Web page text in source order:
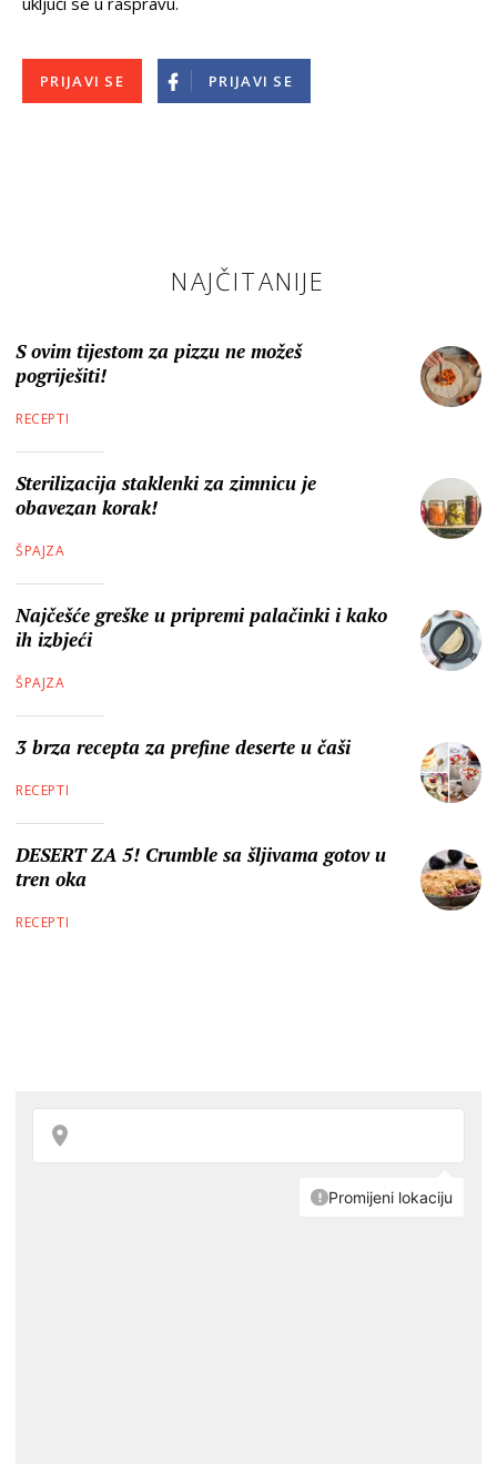
PRIJAVI SE PRIJAVI SE
NAJČITANIJE
S ovim tijestom za pizzu ne možeš
pogriješiti!
RECEPTI
Sterilizacija staklenki za zimnicu je
obavezan korak!
ŠPAJZA
Najčešće greške u pripremi palačinki i kako
ih izbjeći
ŠPAJZA
3 brza recepta za prefine deserte u čaši
RECEPTI
DESERT ZA 5! Crumble sa šljivama gotov u
tren oka
RECEPTI